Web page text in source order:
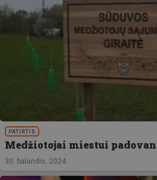
PATIRTIS
Medžiotojai miestui
30. balandis, 2024